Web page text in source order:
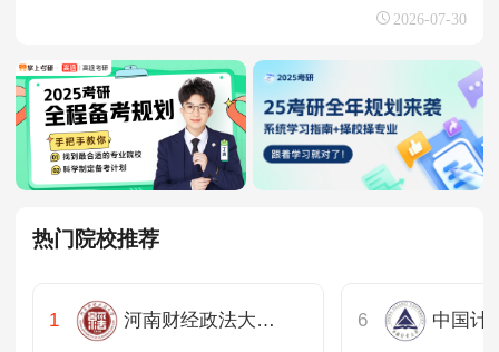
2026-07-30
热门院校推荐
河南财经政法大学黄河商学院 中国计